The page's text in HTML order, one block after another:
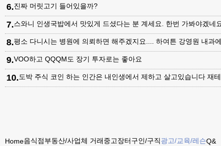
6.진짜 머릿고기 들어있을까?
7.스와니 인생국밥에서 맛있게 드셨다는 분 계세요. 한번 가봐야겠네
8.평소 다니시는 병원에 의뢰하면 해주겠지요.... 하여튼 강영원 내과
9.VOO하고 QQQM도 장기 투자로는 좋아요
10.도박 주식 코인 하는 인간은 내인생에서 제하고 살고있습니다 재
Home음식점부동산/사업체 거래중고장터구인/구직광고/교육/레슨Q&A